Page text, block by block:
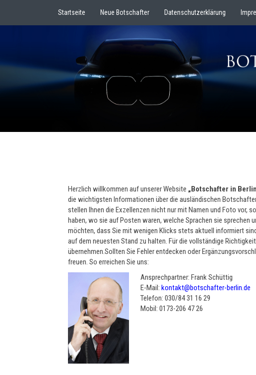
Startseite Neue Botschafter Datenschutzerklärung
Herzlich willkommen auf unserer Website „Botschafter in
die wichtigsten Informationen über die ausländischen
stellen Ihnen die Exzellenzen nicht nur mit Namen und Foto vor,
haben, wo sie auf Posten waren, welche Sprachen sie sprechen
möchten, dass Sie mit wenigen Klicks stets aktuell informiert
auf dem neuesten Stand zu halten. Für die vollständige
übernehmen.Sollten Sie Fehler entdecken oder
freuen. So erreichen Sie uns:
Ansprechpartner: Frank Schüttig
E-Mail: kontakt@botschafter-berlin.de
Telefon: 030/84 31 16 29
Mobil: 0173-206 47 26